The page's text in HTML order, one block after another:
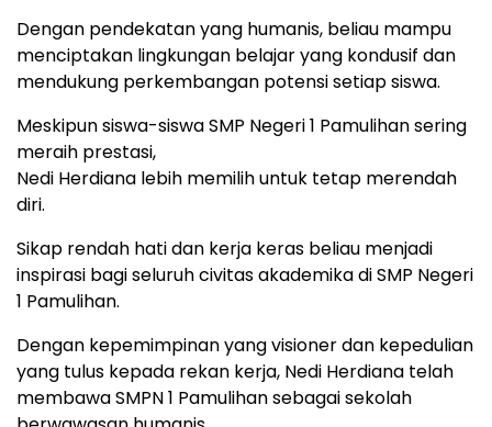
Dengan pendekatan yang humanis, beliau mampu
menciptakan lingkungan belajar yang kondusif dan
mendukung perkembangan potensi setiap siswa.
Meskipun siswa-siswa SMP Negeri 1 Pamulihan sering
meraih prestasi,
Nedi Herdiana lebih memilih untuk tetap merendah
diri.
Sikap rendah hati dan kerja keras beliau menjadi
inspirasi bagi seluruh civitas akademika di SMP Negeri
1 Pamulihan.
Dengan kepemimpinan yang visioner dan kepedulian
yang tulus kepada rekan kerja, Nedi Herdiana telah
membawa SMPN 1 Pamulihan sebagai sekolah